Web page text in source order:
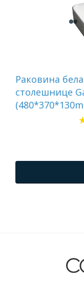
Раковина
столешнице